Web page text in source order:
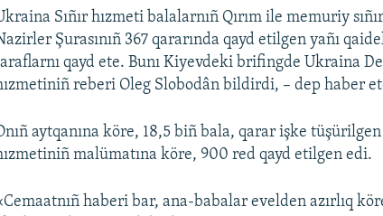
Sıñır hızmeti balalarnıñ Qırım ile memuriy
Şurasınıñ 367 qararında qayd etilgen yañı
qayd ete. Bunı Kiyevdeki brifingde Ukraina
reberi Oleg Slobodân bildirdi, – dep haber
aytqanına köre, 18,5 biñ bala, qarar işke
malümatına köre, 900 red qayd etilgen edi.
haberi bar, ana-babalar evelden azırlıq